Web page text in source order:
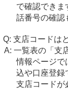
で確認できま
話番号の確認
支店コードは
一覧表の「支
情報ページで
込や口座登録
支店コードが